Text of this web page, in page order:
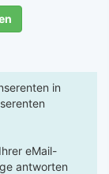
in
eMail-
antworten